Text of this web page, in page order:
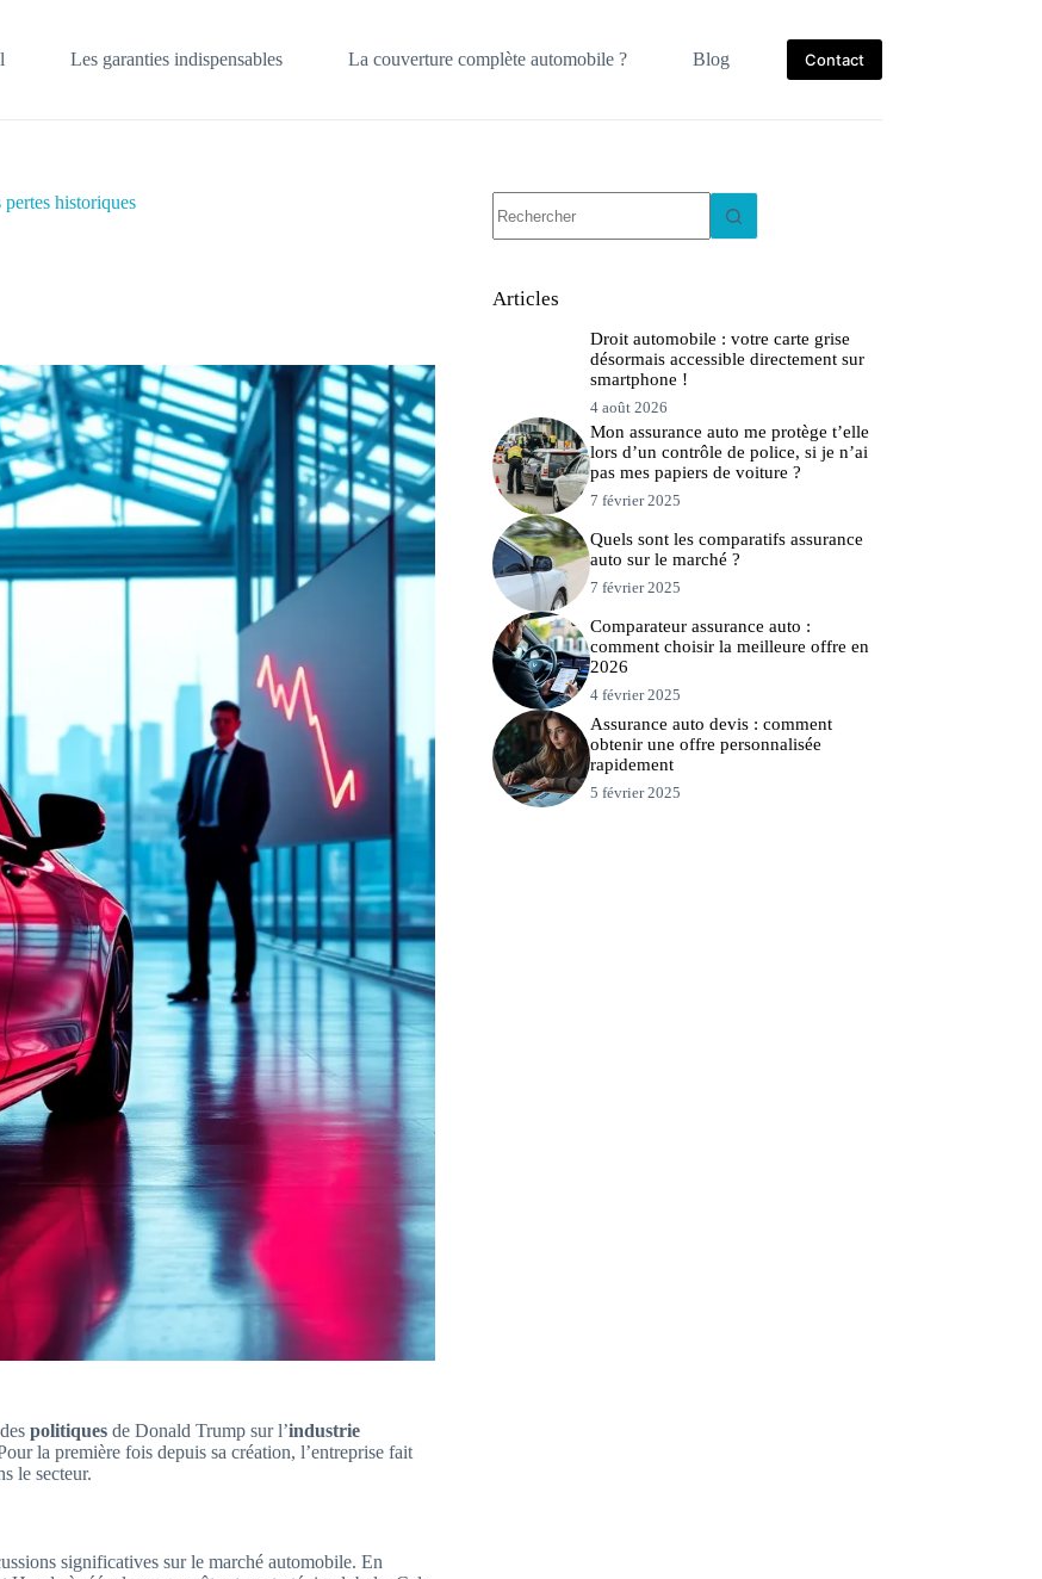
Les garanties indispensables La couverture complète automobile ? Blog Contact
historiques
politiques de Donald Trump sur l’industrie
la première fois depuis sa création, l’entreprise fait
le secteur.
significatives sur le marché automobile. En
résultat
Articles
Droit automobile : votre carte grise
désormais accessible directement sur
smartphone !
4 août 2026
Mon assurance auto me protège t’elle
lors d’un contrôle de police, si je n’ai
pas mes papiers de voiture ?
7 février 2025
Quels sont les comparatifs assurance
auto sur le marché ?
7 février 2025
Comparateur assurance auto :
comment choisir la meilleure offre en
2026
4 février 2025
Assurance auto devis : comment
obtenir une offre personnalisée
rapidement
5 février 2025